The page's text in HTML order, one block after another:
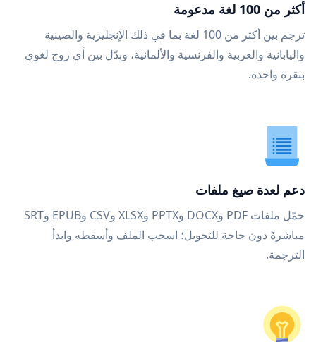
أكثر من 100 لغة مدعومة
ترجم بين أكثر من 100 لغة بما في ذلك الإنجليزية والصينية
واليابانية والعربية والفرنسية والألمانية، وبدّل بين أي زوج لغوي
بنقرة واحدة.
دعم لعدة صيغ ملفات
حمّل ملفات PDF وDOCX وPPTX وXLSX وCSV وEPUB وSRT
مباشرةً دون حاجة للتحويل؛ اسحب الملف وأسقطه وابدأ
الترجمة.